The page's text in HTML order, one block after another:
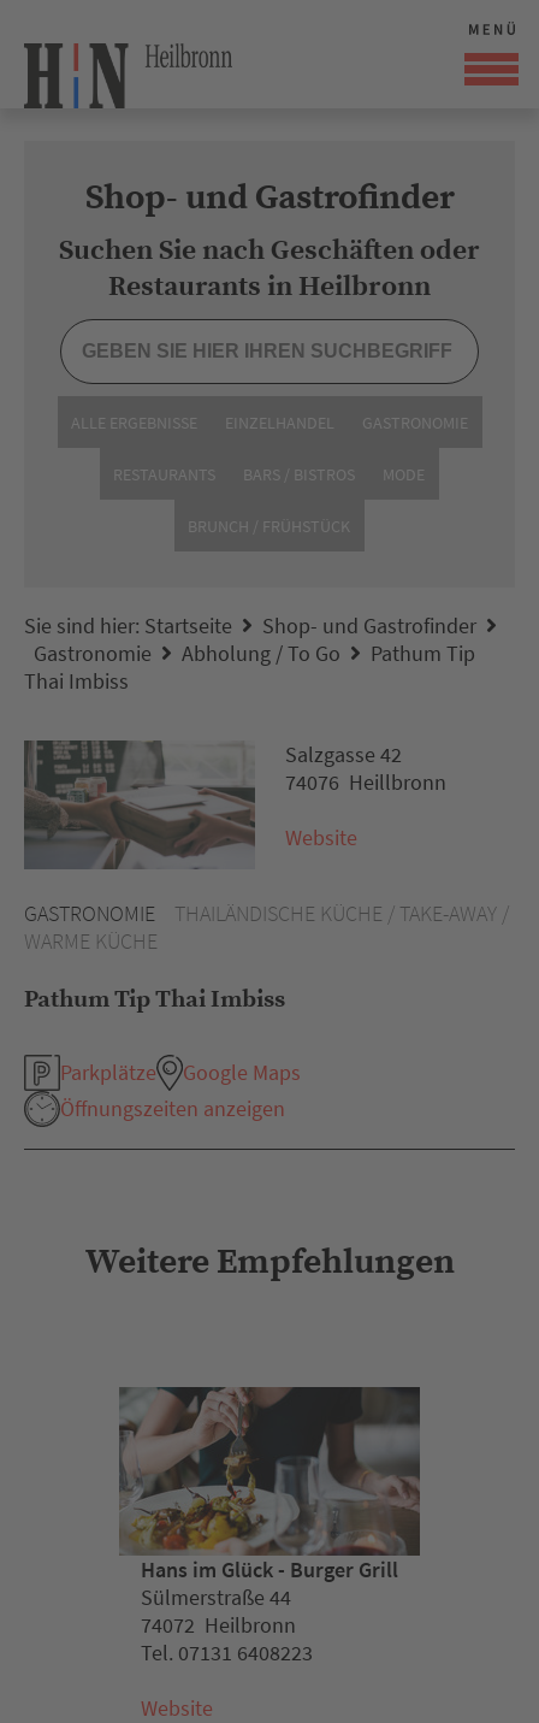
Shop- und Gastrofinder
Suchen Sie nach Geschäften oder
Restaurants in Heilbronn
ALLE ERGEBNISSE EINZELHANDEL GASTRONOMIE
RESTAURANTS BARS / BISTROS MODE
BRUNCH / FRÜHSTÜCK
Sie sind hier: Startseite
Shop- und Gastrofinder
Gastronomie
Abholung / To Go
Pathum Tip
Thai Imbiss
GASTRONOMIE
THAILÄNDISCHE KÜCHE / TAKE-AWAY /
WARME KÜCHE
Pathum Tip Thai Imbiss
Parkplätze
Google Maps
Öffnungszeiten anzeigen
Salzgasse 42
74076 Heillbronn
Website
Weitere Empfehlungen
Hans im Glück - Burger Grill
Sülmerstraße 44
74072 Heilbronn
Tel. 07131 6408223
Website